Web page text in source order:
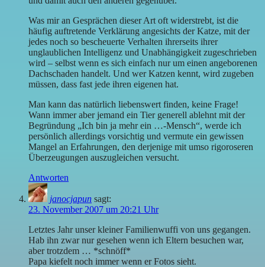
Was mir an Gesprächen dieser Art oft widerstrebt, ist die
häufig auftretende Verklärung angesichts der Katze, mit der
jedes noch so bescheuerte Verhalten ihrerseits ihrer
unglaublichen Intelligenz und Unabhängigkeit zugeschrieben
wird – selbst wenn es sich einfach nur um einen angeborenen
Dachschaden handelt. Und wer Katzen kennt, wird zugeben
müssen, dass fast jede ihren eigenen hat.
Man kann das natürlich liebenswert finden, keine Frage!
Wann immer aber jemand ein Tier generell ablehnt mit der
Begründung „Ich bin ja mehr ein …-Mensch“, werde ich
persönlich allerdings vorsichtig und vermute ein gewissen
Mangel an Erfahrungen, den derjenige mit umso rigoroseren
Überzeugungen auszugleichen versucht.
Antworten
janocjapun sagt:
23. November 2007 um 20:21 Uhr
Letztes Jahr unser kleiner Familienwuffi von uns gegangen.
Hab ihn zwar nur gesehen wenn ich Eltern besuchen war,
aber trotzdem … *schnöff*
Papa kiefelt noch immer wenn er Fotos sieht.